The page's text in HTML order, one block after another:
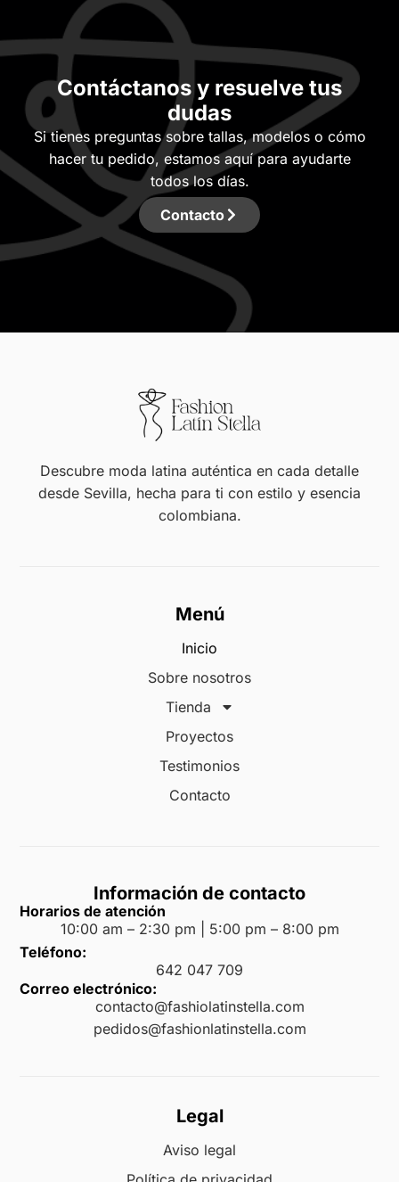
Contáctanos y resuelve tus
dudas
Si tienes preguntas sobre tallas, modelos o cómo
hacer tu pedido, estamos aquí para ayudarte
todos los días.
Contacto
Descubre moda latina auténtica en cada detalle
desde Sevilla, hecha para ti con estilo y esencia
colombiana.
Menú
Inicio
Sobre nosotros
Tienda
Proyectos
Testimonios
Contacto
Información de contacto
Horarios de atención
10:00 am – 2:30 pm | 5:00 pm – 8:00 pm
Teléfono:
642 047 709
Correo electrónico:
contacto@fashiolatinstella.com
pedidos@fashionlatinstella.com
Legal
Aviso legal